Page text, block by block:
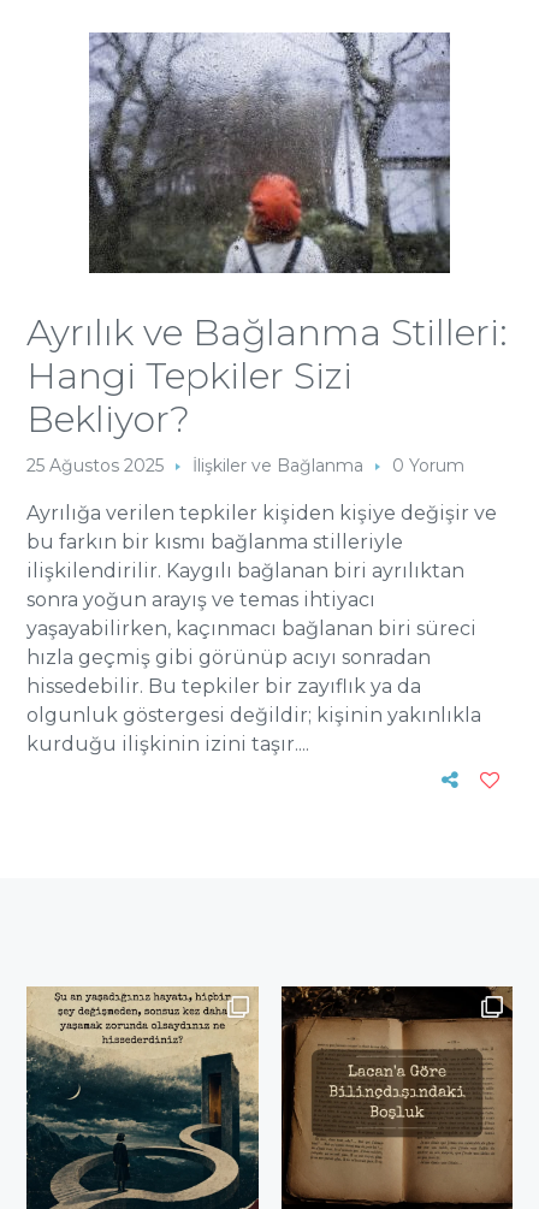
Ayrılık ve Bağlanma Stilleri:
Hangi Tepkiler Sizi
Bekliyor?
25 Ağustos 2025 İlişkiler ve Bağlanma 0 Yorum
Ayrılığa verilen tepkiler kişiden kişiye değişir ve
bu farkın bir kısmı bağlanma stilleriyle
ilişkilendirilir. Kaygılı bağlanan biri ayrılıktan
sonra yoğun arayış ve temas ihtiyacı
yaşayabilirken, kaçınmacı bağlanan biri süreci
hızla geçmiş gibi görünüp acıyı sonradan
hissedebilir. Bu tepkiler bir zayıflık ya da
olgunluk göstergesi değildir; kişinin yakınlıkla
kurduğu ilişkinin izini taşır....